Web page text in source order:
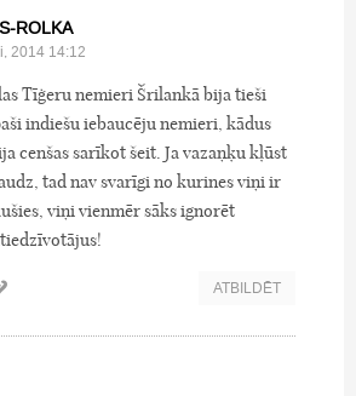
ROLKA
2014 14:12
Tīģeru nemieri Šrilankā bija tieši
indiešu iebaucēju nemieri, kādus
cenšas sarīkot šeit. Ja vazaņķu kļūst
tad nav svarīgi no kurines viņi ir
viņi vienmēr sāks ignorēt
ATBILDĒT